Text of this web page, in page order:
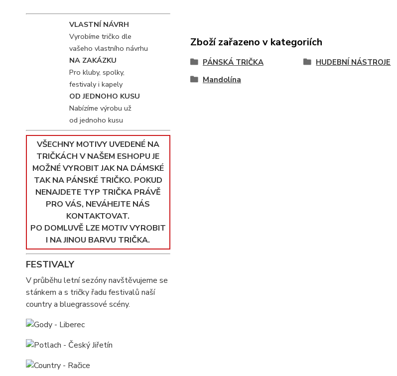
VLASTNÍ NÁVRH
Vyrobíme tričko dle
vašeho vlastního návrhu
NA ZAKÁZKU
Pro kluby, spolky,
festivaly i kapely
OD JEDNOHO KUSU
Nabízíme výrobu už
od jednoho kusu
VŠECHNY MOTIVY UVEDENÉ NA
TRIČKÁCH V NAŠEM ESHOPU JE
MOŽNÉ VYROBIT JAK NA DÁMSKÉ
TAK NA PÁNSKÉ TRIČKO. POKUD
NENAJDETE TYP TRIČKA PRÁVĚ
PRO VÁS, NEVÁHEJTE NÁS
KONTAKTOVAT.
PO DOMLUVĚ LZE MOTIV VYROBIT
I NA JINOU BARVU TRIČKA.
FESTIVALY
V průběhu letní sezóny navštěvujeme se
stánkem a s tričky řadu festivalů naší
country a bluegrassové scény.
Zboží zařazeno v kategoriích
PÁNSKÁ TRIČKA HUDEBNÍ NÁSTROJE
Mandolína